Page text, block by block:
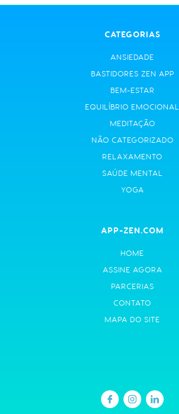
CATEGORIAS
ANSIEDADE
BASTIDORES ZEN APP
BEM-ESTAR
EQUILÍBRIO EMOCIONAL
MEDITAÇÃO
NÃO CATEGORIZADO
RELAXAMENTO
SAÚDE MENTAL
YOGA
APP-ZEN.COM
HOME
ASSINE AGORA
PARCERIAS
CONTATO
MAPA DO SITE